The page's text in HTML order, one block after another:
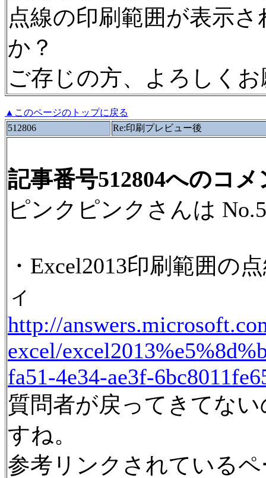
点線の印刷範囲が表示
か？
ご存じの方、よろしく
▲このページのトップに戻る
512806
Re:印刷プレビュー後
記事番号512804へのコメ
ピンクピンクさんは
・Excel2013印刷範囲の
ィ
http://
excel/
fa51-4e34-ae3f-
質問者が戻ってきてな
すね。
参考リンクされている